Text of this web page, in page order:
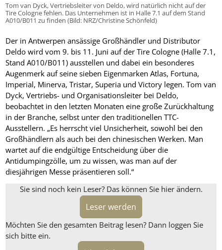
Tom van Dyck, Vertriebsleiter von Deldo, wird natürlich nicht auf der
Tire Cologne fehlen. Das Unternehmen ist in Halle 7.1 auf dem Stand
A010/B011 zu finden (Bild: NRZ/Christine Schönfeld)
Der in Antwerpen ansässige Großhändler und Distributor
Deldo wird vom 9. bis 11. Juni auf der Tire Cologne (Halle 7.1,
Stand A010/B011) ausstellen und dabei ein besonderes
Augenmerk auf seine sieben Eigenmarken Atlas, Fortuna,
Imperial, Minerva, Tristar, Superia und Victory legen. Tom van
Dyck, Vertriebs- und Organisationsleiter bei Deldo,
beobachtet in den letzten Monaten eine große Zurückhaltung
in der Branche, selbst unter den traditionellen TTC-
Ausstellern. „Es herrscht viel Unsicherheit, sowohl bei den
Großhändlern als auch bei den chinesischen Werken. Man
wartet auf die endgültige Entscheidung über die
Antidumpingzölle, um zu wissen, was man auf der
diesjährigen Messe präsentieren soll.“
Sie sind noch kein Leser? Das können Sie hier ändern.
Leser werden
Möchten Sie den gesamten Beitrag lesen? Dann loggen Sie
sich bitte ein.